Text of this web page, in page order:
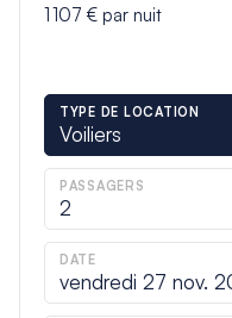
1 107 €par nuit
TYPE DE LOCATION
Voiliers
PASSAGERS
2
DATE
vendredi 27 nov.